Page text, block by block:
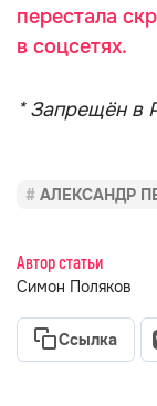
перестала
в соцсетях.
* Запрещён в
АЛЕКСАНДР
Автор статьи
Симон Поляков
Ссылка